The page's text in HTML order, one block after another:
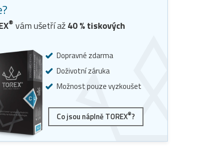
® vám ušetří až40% tiskových
Dopravné zdarma
Doživotní záruka
Možnost pouze vyzkoušet
Co jsou náplně TOREX®?